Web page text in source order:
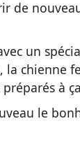
de
un
la chienne
à
le